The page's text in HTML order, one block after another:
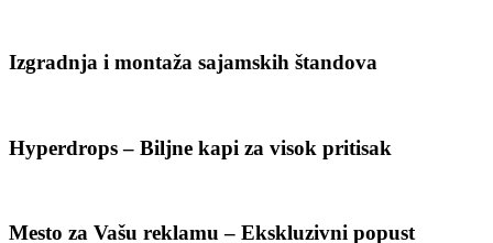
Izgradnja i montaža sajamskih štandova
Hyperdrops – Biljne kapi za visok pritisak
Mesto za Vašu reklamu – Ekskluzivni popust